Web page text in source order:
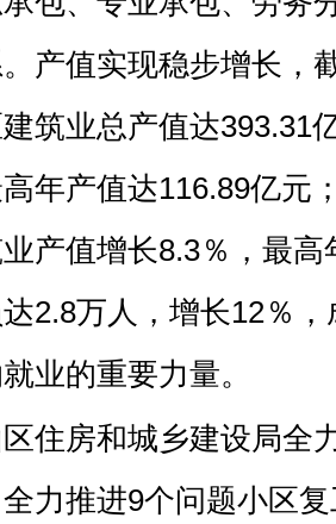
产值实现稳步增长，
筑业总产值达393.31
年产值达116.89亿元
产值增长8.3％，最
2.8万人，增长12％
业的重要力量。
住房和城乡建设局全
力推进9个问题小区